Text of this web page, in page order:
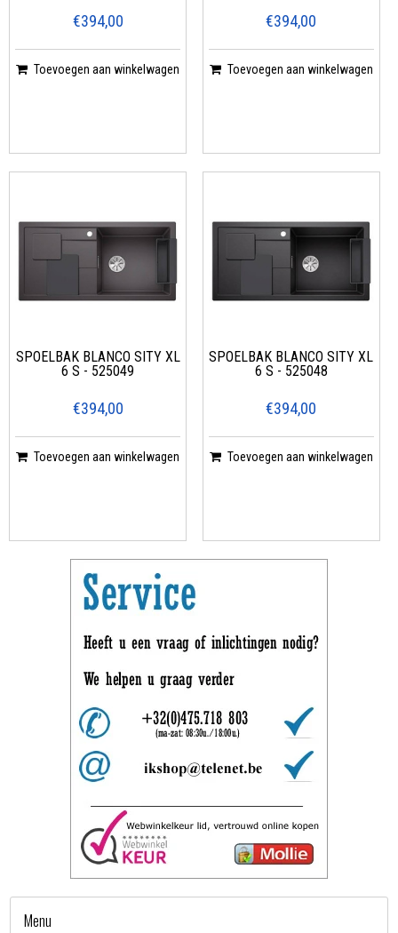
€394,00
Toevoegen aan winkelwagen
€394,00
Toevoegen aan winkelwagen
SPOELBAK BLANCO SITY XL
6 S - 525049
€394,00
Toevoegen aan winkelwagen
SPOELBAK BLANCO SITY XL
6 S - 525048
€394,00
Toevoegen aan winkelwagen
Menu